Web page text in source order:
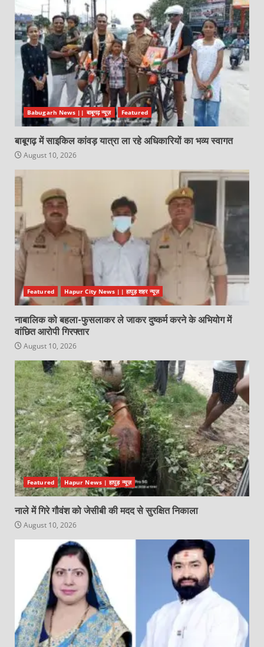
Babugarh News || बाबूगढ़ न्यूज़ Featured
बाबूगढ़ में साइकिल कांवड़ यात्रा ला रहे अधिकारियों का भव्य स्वागत
August 10, 2026
Featured Hapur City News || हापुड़ शहर न्यूज़
नाबालिक को बहला-फुसलाकर ले जाकर दुष्कर्म करने के अभियोग में
वांछित आरोपी गिरफ्तार
August 10, 2026
Featured Hapur News | हापुड़ न्यूज़
नाले में गिरे गौवंश को जेसीबी की मदद से सुरक्षित निकाला
August 10, 2026